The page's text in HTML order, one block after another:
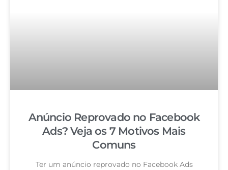
Anúncio Reprovado no Facebook
Ads? Veja os 7 Motivos Mais
Comuns
Ter um anúncio reprovado no Facebook Ads